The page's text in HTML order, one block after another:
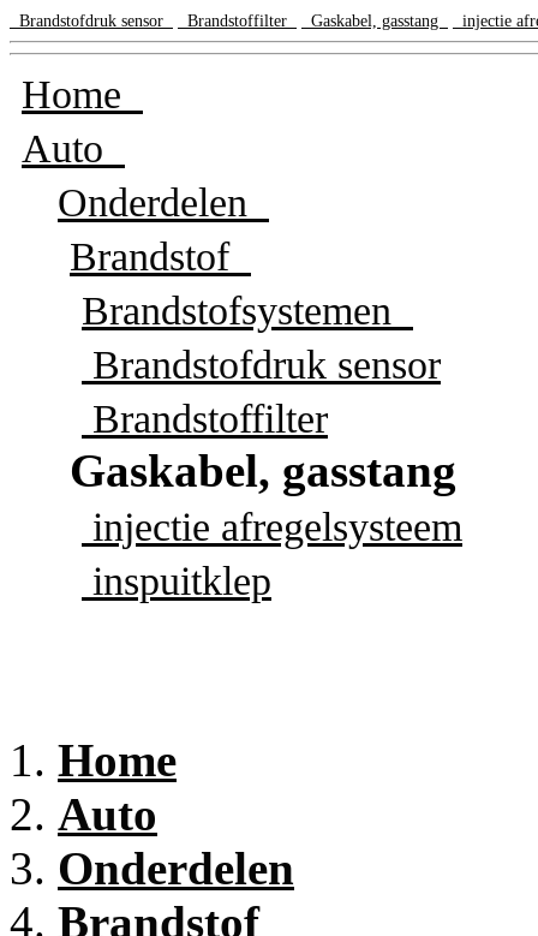
Brandstofdruk sensor Brandstoffilter Gaskabel, gasstang injectie
Home
Auto
Onderdelen
Brandstof
Brandstofsystemen
Brandstofdruk sensor
Brandstoffilter
Gaskabel, gasstang
injectie afregelsysteem
inspuitklep
Home
Auto
Onderdelen
Brandstof